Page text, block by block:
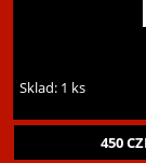
Sklad: 1 ks
450